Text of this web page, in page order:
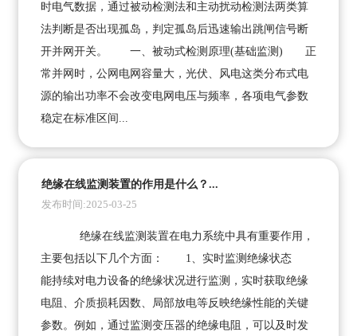
时电气数据，通过被动检测法和主动扰动检测法两类算
法判断是否出现孤岛，判定孤岛后迅速输出跳闸信号断
开并网开关。 一、被动式检测原理(基础监测) 正
常并网时，公网电网容量大，光伏、风电这类分布式电
源的输出功率不会改变电网电压与频率，各项电气参数
稳定在标准区间...
绝缘在线监测装置的作用是什么？...
发布时间:2025-03-25
绝缘在线监测装置在电力系统中具有重要作用，
主要包括以下几个方面： 1、实时监测绝缘状态
能持续对电力设备的绝缘状况进行监测，实时获取绝缘
电阻、介质损耗因数、局部放电等反映绝缘性能的关键
参数。例如，通过监测变压器的绝缘电阻，可以及时发